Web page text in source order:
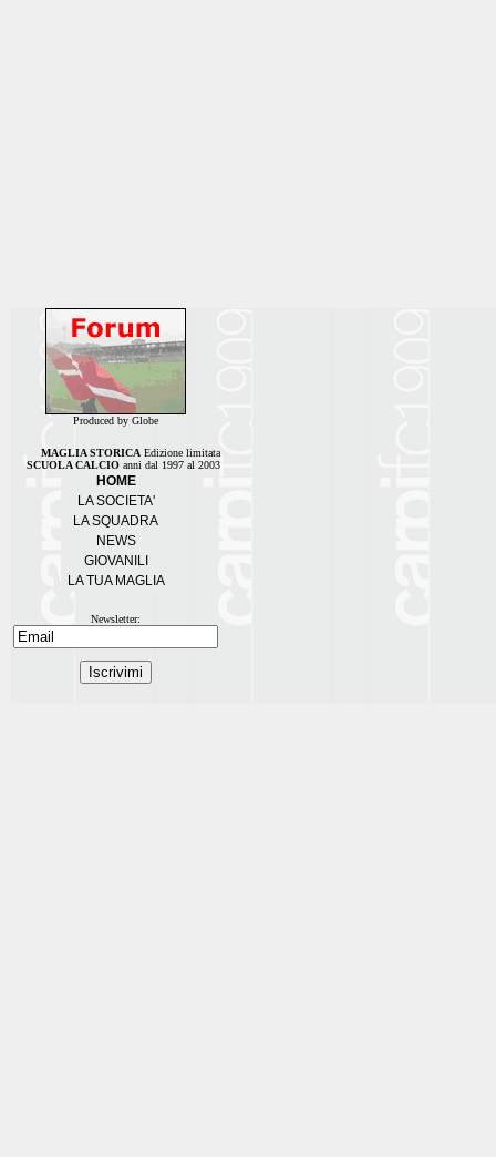
Produced by Globe
MAGLIA STORICA Edizione limitata
SCUOLA CALCIO anni dal 1997 al 2003
HOME
LA SOCIETA'
LA SQUADRA
NEWS
GIOVANILI
LA TUA MAGLIA
Newsletter: